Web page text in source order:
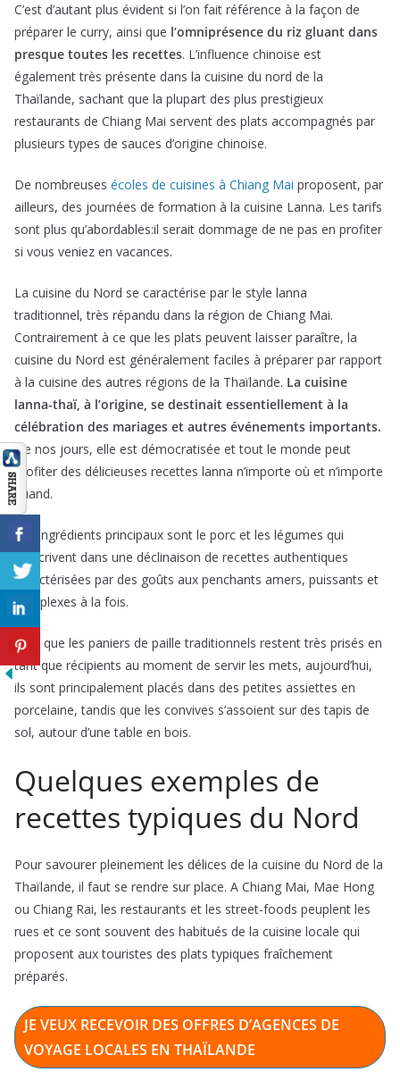
C’est d’autant plus évident si l’on fait référence à la façon de
préparer le curry, ainsi que l’omniprésence du riz gluant dans
presque toutes les recettes. L’influence chinoise est
également très présente dans la cuisine du nord de la
Thaïlande, sachant que la plupart des plus prestigieux
restaurants de Chiang Mai servent des plats accompagnés par
plusieurs types de sauces d’origine chinoise.
De nombreuses écoles de cuisines à Chiang Mai proposent, par
ailleurs, des journées de formation à la cuisine Lanna. Les tarifs
sont plus qu’abordables:il serait dommage de ne pas en profiter
si vous veniez en vacances.
La cuisine du Nord se caractérise par le style lanna
traditionnel, très répandu dans la région de Chiang Mai.
Contrairement à ce que les plats peuvent laisser paraître, la
cuisine du Nord est généralement faciles à préparer par rapport
à la cuisine des autres régions de la Thaïlande. La cuisine
lanna-thaï, à l’origine, se destinait essentiellement à la
célébration des mariages et autres événements importants.
De nos jours, elle est démocratisée et tout le monde peut
profiter des délicieuses recettes lanna n’importe où et n’importe
quand.
Les ingrédients principaux sont le porc et les légumes qui
s’inscrivent dans une déclinaison de recettes authentiques
caractérisées par des goûts aux penchants amers, puissants et
complexes à la fois.
Bien que les paniers de paille traditionnels restent très prisés en
tant que récipients au moment de servir les mets, aujourd’hui,
ils sont principalement placés dans des petites assiettes en
porcelaine, tandis que les convives s’assoient sur des tapis de
sol, autour d’une table en bois.
Quelques exemples de
recettes typiques du Nord
Pour savourer pleinement les délices de la cuisine du Nord de la
Thaïlande, il faut se rendre sur place. A Chiang Mai, Mae Hong
ou Chiang Rai, les restaurants et les street-foods peuplent les
rues et ce sont souvent des habitués de la cuisine locale qui
proposent aux touristes des plats typiques fraîchement
préparés.
JE VEUX RECEVOIR DES OFFRES D’AGENCES DE
VOYAGE LOCALES EN THAÏLANDE